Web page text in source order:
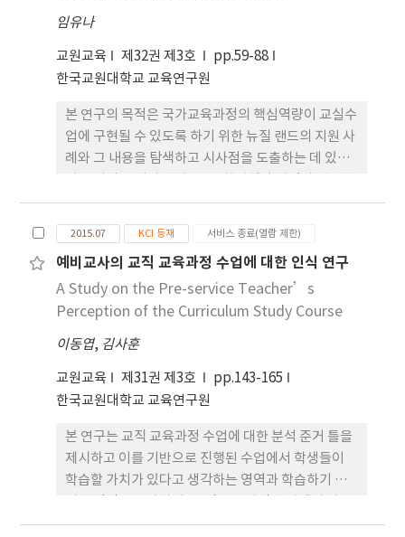
써 학교(교사)교육과정 성취기준을 개발할 때 안내
자료의 역할을 할 수 있을 것이다. 마지막으로 교사의
실행 계획은 교육과정 연구회나 학습공동체 등을 통
해야 한다. 이러한 과정을 거쳐 창의적이고 자발적으
로 수업에 적용할 때 국가 교육과정 성취기준은 현장
에서 구현될 가능성이 지금보다는 높아질 것으로 기
임유나
교원교육 제32권 제3호
pp.59-88
한국교원대학교 교육연구원
본 연구의 목적은 국가교육과정의 핵심역량이 교실수
업에 구현될 수 있도록 하기 위한 뉴질 랜드의 지원 사
례와 그 내용을 탐색하고 시사점을 도출하는 데 있다.
뉴질랜드의 정책 연구 문서, 국가교육과정 기준 문서
들, 교육과 정 온라인 지원 웹사이트를 분석하였다. 연
구 결과, 뉴질랜드는 국가교육과정에 핵심역량을 도
입하는 과정에서부터 교사들의 다양한 참여를 독려하
여 핵심역량에 대한 인식을 형성해 왔다. 그리고 교사
가 교실수업에서 핵심역량을 구현하도록 하는 데 있
핵심역량의 통합 방법; 역량 신장을 위한 활동 계획 및
실행 전략; 핵심 역량의 평가 방안; 역량교육을 위한
학교장, 교사, 학부모의 역할; 교사 수업 연구 방향 등
침들을 제공함으로써 뉴질랜드 교육이 지향 하는 핵
심역량 함양 교육의 실현 가능성을 높이고 있다는 점
에서 시사점을 얻을 수 있었다.
2015.07 KCI 등재 서비스 종료(열람 제한)
예비교사의 교직 교육과정 수업에 대한 인식 연구
A Study on the Pre-service Teacher’s
Perception of the Curriculum Study Course
이동엽, 김사훈
교원교육 제31권 제3호
pp.143-165
한국교원대학교 교육연구원
본 연구는 교직 교육과정 수업에 대한 분석 준거 틀을
제시하고 이를 기반으로 진행된 수업에서 학생들이
학습할 가치가 있다고 생각하는 영역과 학습하기 용
어야 할 내용이 무엇인지를 살펴보고 이를 바탕으로